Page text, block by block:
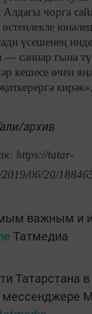
Алдагы чорга
үсешенең
— саннар гына
кешесе өчен
архив
https://tatar-
06/20/
важным и
Татмедиа
Татарстана в